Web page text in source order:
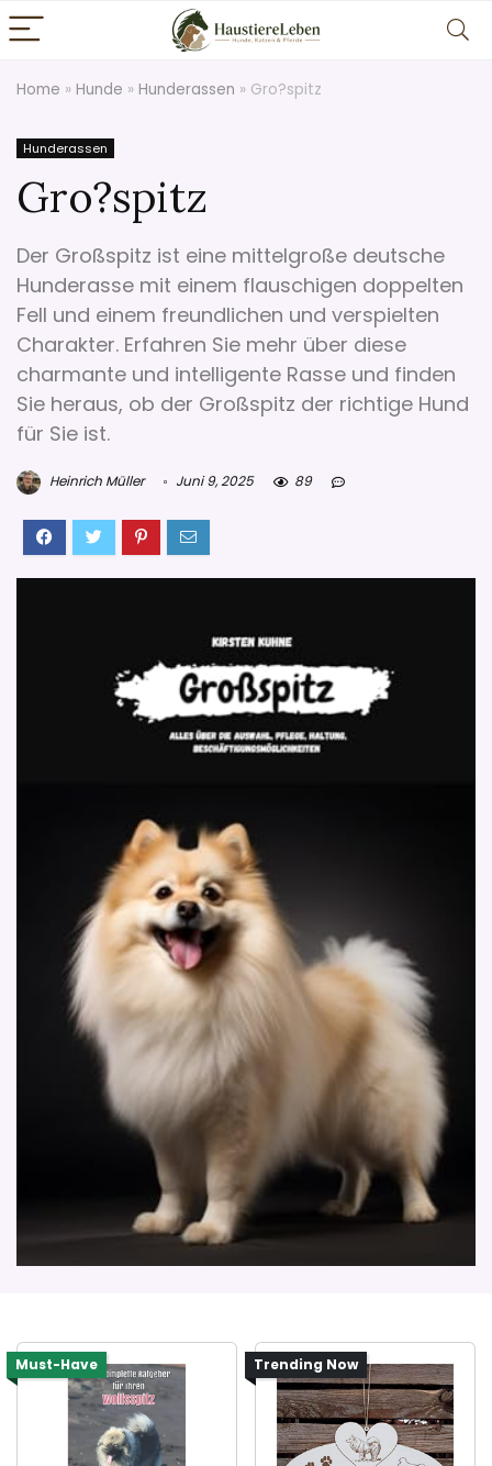
Home » Hunde » Hunderassen » Gro?spitz
Hunderassen
Gro?spitz
Der Großspitz ist eine mittelgroße deutsche
Hunderasse mit einem flauschigen doppelten
Fell und einem freundlichen und verspielten
Charakter. Erfahren Sie mehr über diese
charmante und intelligente Rasse und finden
Sie heraus, ob der Großspitz der richtige Hund
für Sie ist.
Heinrich Müller Juni 9, 2025 89
Must-Have Trending Now